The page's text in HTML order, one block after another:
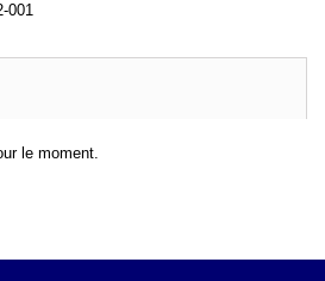
001
le moment.